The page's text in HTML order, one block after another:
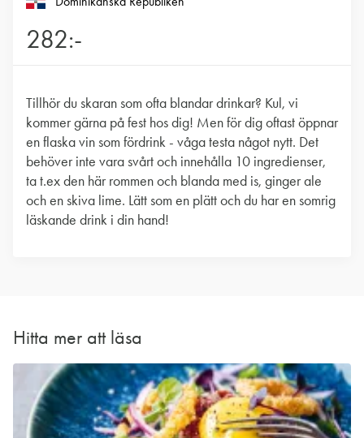
282:-
Tillhör du skaran som ofta blandar drinkar? Kul, vi
kommer gärna på fest hos dig! Men för dig oftast öppnar
en flaska vin som fördrink - våga testa något nytt. Det
behöver inte vara svårt och innehålla 10 ingredienser,
ta t.ex den här rommen och blanda med is, ginger ale
och en skiva lime. Lätt som en plätt och du har en somrig
läskande drink i din hand!
Hitta mer att läsa